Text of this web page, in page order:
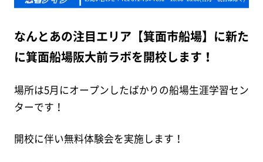
なんとあの注目エリア【箕面市船場】に新た
に箕面船場阪大前ラボを開校します！
場所は5月にオープンしたばかりの船場生涯学習セン
ターです！
開校に伴い無料体験会を実施します！